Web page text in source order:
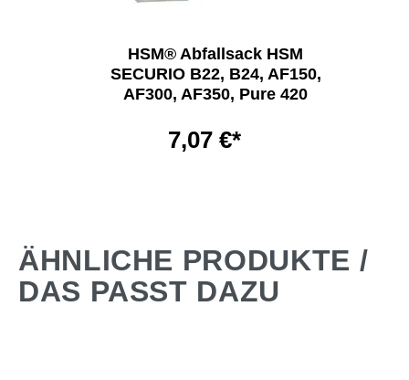
HSM® Abfallsack HSM
SECURIO B22, B24, AF150,
AF300, AF350, Pure 420
7,07 €*
ÄHNLICHE PRODUKTE /
DAS PASST DAZU